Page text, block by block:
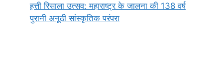
हत्ती रिसाला उत्सव: महाराष्ट्र के जालना की 138 वर्ष
पुरानी अनूठी सांस्कृतिक परंपरा